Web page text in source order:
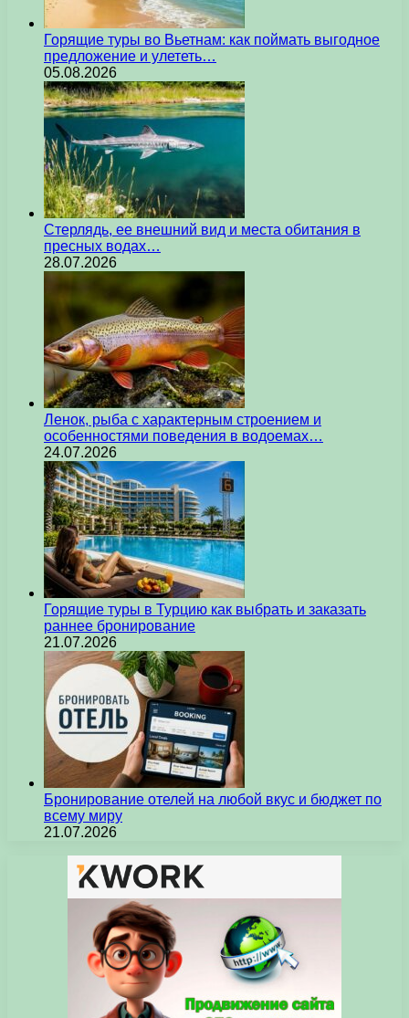
Горящие туры во Вьетнам: как поймать выгодное
предложение и улететь…
05.08.2026
Стерлядь, ее внешний вид и места обитания в
пресных водах…
28.07.2026
Ленок, рыба с характерным строением и
особенностями поведения в водоемах…
24.07.2026
Горящие туры в Турцию как выбрать и заказать
раннее бронирование
21.07.2026
Бронирование отелей на любой вкус и бюджет по
всему миру
21.07.2026